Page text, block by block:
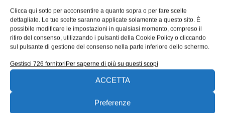
Clicca qui sotto per acconsentire a quanto sopra o per fare scelte
dettagliate. Le tue scelte saranno applicate solamente a questo sito. È
possibile modificare le impostazioni in qualsiasi momento, compreso il
ritiro del consenso, utilizzando i pulsanti della Cookie Policy o cliccando
sul pulsante di gestione del consenso nella parte inferiore dello schermo.
Gestisci 726 fornitoriPer saperne di più su questi scopi
ACCETTA
Preferenze
Promuovere la connettività globale, integrare
soluzioni che favoriscano l’interdipendenza a
diversi livelli, dagli individui alle nazioni, è un
obiettivo lungimirante. Il continuo migrare
dell’uomo, per svago, per lavoro o per altri motivi,
non trova più ostacoli. Il tempo e lo spazio non
sono più considerati come una vera barriera.
L’introduzione di piattaforme interattive ha